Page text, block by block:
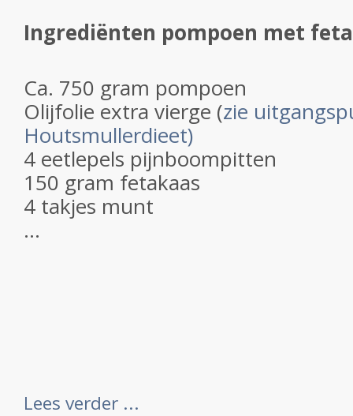
Ingrediënten pompoen met
Ca. 750 gram pompoen
Olijfolie extra vierge (zie
Houtsmullerdieet)
4 eetlepels pijnboompitten
150 gram fetakaas
4 takjes munt
...
Lees verder ...